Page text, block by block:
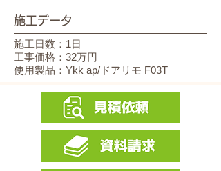
施工データ
施工日数：1日
工事価格：32万円
使用製品：Ykk ap/ドアリモ F03T